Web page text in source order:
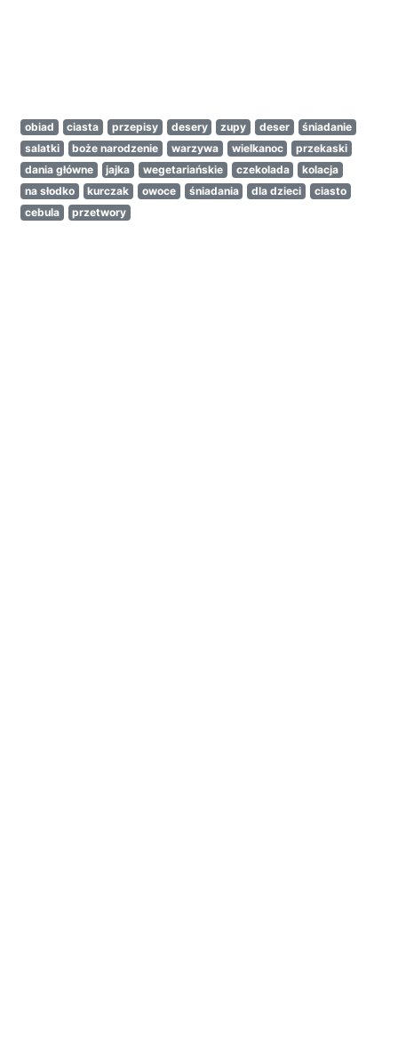
obiad ciasta przepisy desery zupy deser
śniadanie
salatki
boże narodzenie warzywa wielkanoc
przekaski
dania główne
jajka wegetariańskie czekolada
kolacja
na słodko
kurczak owoce śniadania dla dzieci
ciasto
cebula
przetwory